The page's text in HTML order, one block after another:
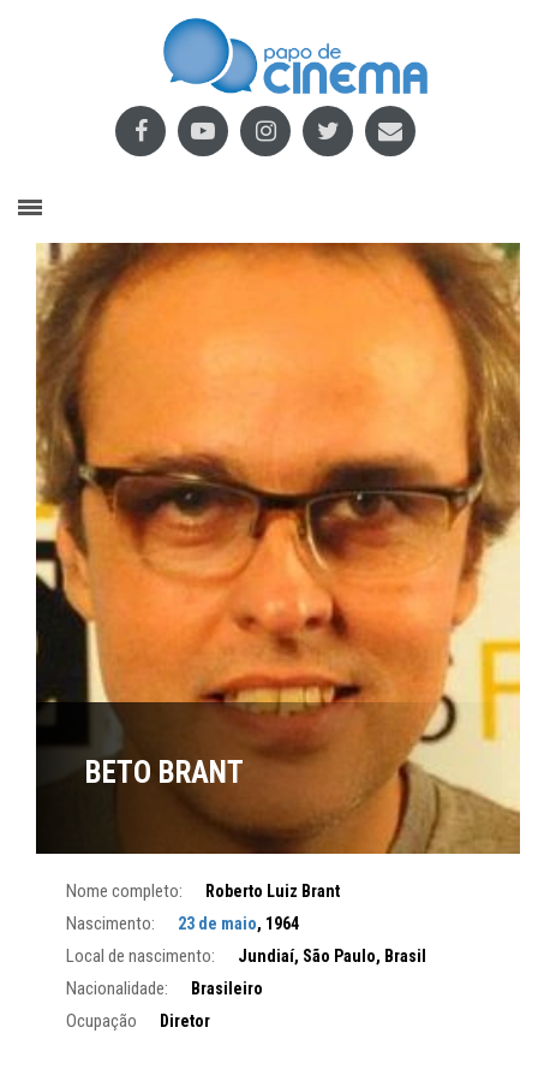
BETO BRANT
Nome completo: Roberto Luiz Brant
Nascimento: 23 de maio, 1964
Local de nascimento: Jundiaí, São Paulo, Brasil
Nacionalidade: Brasileiro
Ocupação Diretor